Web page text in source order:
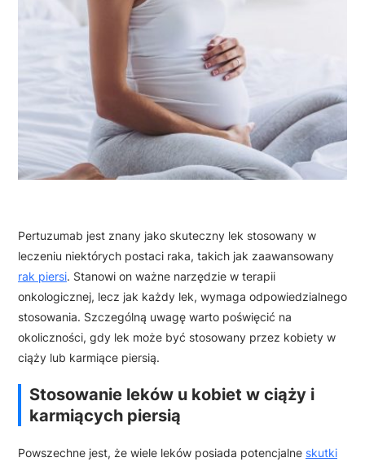
Pertuzumab jest znany jako skuteczny lek stosowany w
leczeniu niektórych postaci raka, takich jak zaawansowany
rak piersi. Stanowi on ważne narzędzie w terapii
onkologicznej, lecz jak każdy lek, wymaga odpowiedzialnego
stosowania. Szczególną uwagę warto poświęcić na
okoliczności, gdy lek może być stosowany przez kobiety w
ciąży lub karmiące piersią.
Stosowanie leków u kobiet w ciąży i
karmiących piersią
Powszechne jest, że wiele leków posiada potencjalne skutki